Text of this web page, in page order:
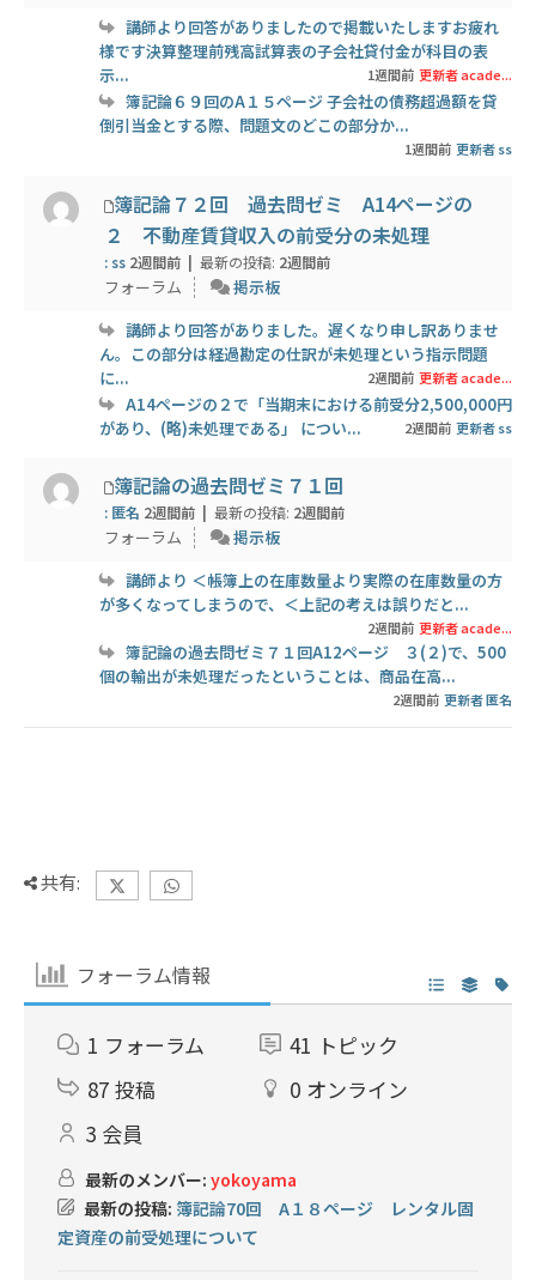
講師より回答がありましたので掲載いたしますお疲れ
様です決算整理前残高試算表の子会社貸付金が科目の表
示...
1週間前 更新者 acade...
簿記論６９回のA１５ページ 子会社の債務超過額を貸
倒引当金とする際、問題文のどこの部分か...
1週間前 更新者 ss
簿記論７２回 過去問ゼミ A14ページの
２ 不動産賃貸収入の前受分の未処理
: ss 2週間前 | 最新の投稿: 2週間前
フォーラム
掲示板
講師より回答がありました。遅くなり申し訳ありませ
ん。この部分は経過勘定の仕訳が未処理という指示問題
に...
2週間前 更新者 acade...
A14ページの２で「当期末における前受分2,500,000円
があり、(略)未処理である」 につい...
2週間前 更新者 ss
簿記論の過去問ゼミ７１回
: 匿名 2週間前 | 最新の投稿: 2週間前
フォーラム
掲示板
講師より ＜帳簿上の在庫数量より実際の在庫数量の方
が多くなってしまうので、＜上記の考えは誤りだと...
2週間前 更新者 acade...
簿記論の過去問ゼミ７１回A12ページ ３(２)で、500
個の輸出が未処理だったということは、商品在高...
2週間前 更新者 匿名
共有:
フォーラム情報
1 フォーラム 41 トピック
87 投稿 0 オンライン
3 会員
最新のメンバー: yokoyama
最新の投稿: 簿記論70回 A１８ページ レンタル固
定資産の前受処理について